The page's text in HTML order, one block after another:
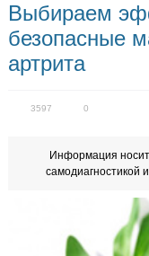
Выбираем
безопасные
артрита
3597 0
Информация
самодиагностикой